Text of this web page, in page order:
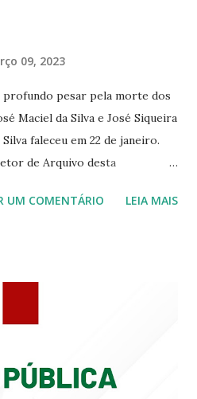
MAIO 825 ☆CINE ECLIPSE
09, 2023
profundo pesar pela morte dos
Maciel da Silva e José Siqueira
faleceu em 22 de janeiro.
de Arquivo desta
28 de fevereiro e encerrou a
UM COMENTÁRIO LEIA MAIS